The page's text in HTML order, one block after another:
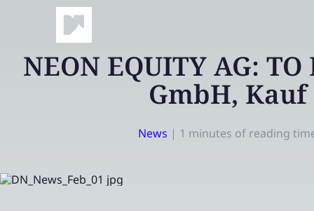
NEON EQUITY AG:
GmbH, Kauf
News | 1 minutes of reading